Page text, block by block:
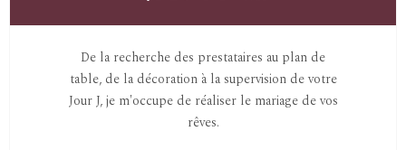
De la recherche des prestataires au plan de
table, de la décoration à la supervision de votre
Jour J, je m'occupe de réaliser le mariage de vos
rêves.